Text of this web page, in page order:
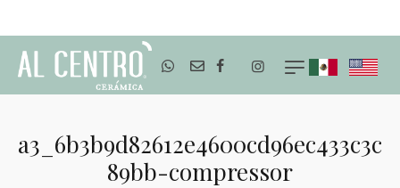
a3_6b3b9d82612e4600cd96ec433c3c
89bb-compressor